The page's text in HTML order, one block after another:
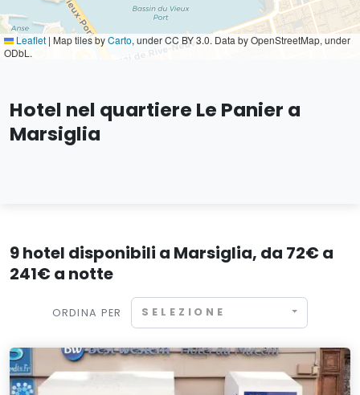
Leaflet | Map tiles byCarto, under CC BY 3.0. Data by OpenStreetMap, under
ODbL.
Hotel nel quartiere Le Panier a
Marsiglia
9 hotel disponibili a Marsiglia, da 72€ a
241€ a notte
ORDINA PER SELEZIONE